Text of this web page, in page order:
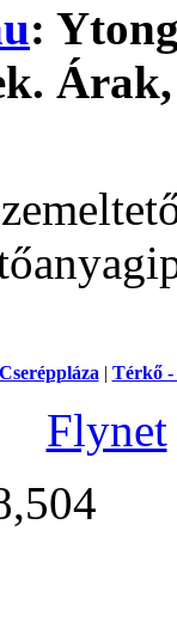
:
Árak,
Cseréppláza | Térkő -
Flynet